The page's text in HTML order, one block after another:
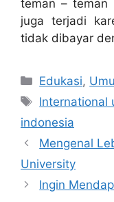
teman – teman
juga terjadi
tidak dibayar
Categories
Edukasi,
Tags
International
indonesia
Mengenal
University
Ingin